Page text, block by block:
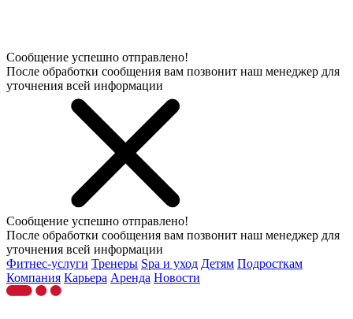
Сообщение успешно отправлено!
После обработки сообщения вам позвонит наш менеджер для
уточнения всей информации
Сообщение успешно отправлено!
После обработки сообщения вам позвонит наш менеджер для
уточнения всей информации
Фитнес-услуги Тренеры Spa и уход Детям Подросткам
Компания Карьера Аренда Новости